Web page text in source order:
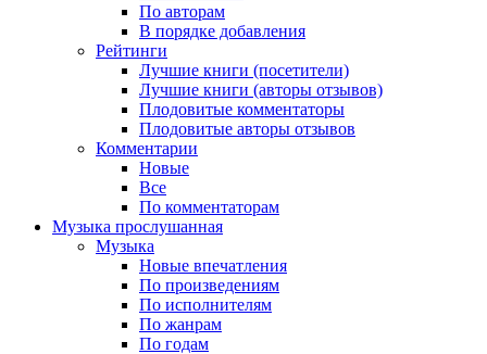
По авторам
В порядке добавления
Рейтинги
Лучшие книги (посетители)
Лучшие книги (авторы отзывов)
Плодовитые комментаторы
Плодовитые авторы отзывов
Комментарии
Новые
Все
По комментаторам
Музыка прослушанная
Музыка
Новые впечатления
По произведениям
По исполнителям
По жанрам
По годам